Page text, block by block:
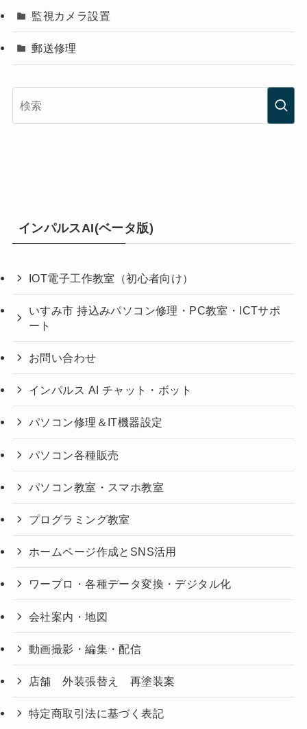
監視カメラ設置
郵送修理
インパルスAI(ベータ版)
IOT電子工作教室（初心者向け）
いすみ市 持込みパソコン修理・PC教室・ICTサポ
ート
お問い合わせ
インパルス AI チャット・ボット
パソコン修理＆IT機器設定
パソコン各種販売
パソコン教室・スマホ教室
プログラミング教室
ホームページ作成とSNS活用
ワープロ・各種データ変換・デジタル化
会社案内・地図
動画撮影・編集・配信
店舗 外装張替え 再塗装案
特定商取引法に基づく表記